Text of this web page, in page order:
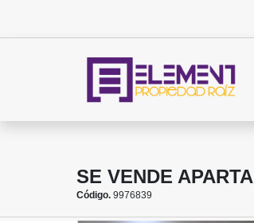
SE VENDE
Código. 9976839